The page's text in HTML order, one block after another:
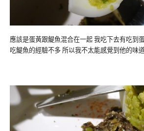
應該是蛋黃跟鯷魚混合在一起 我吃下去有吃到
吃鯷魚的經驗不多 所以我不太能感覺到他的味